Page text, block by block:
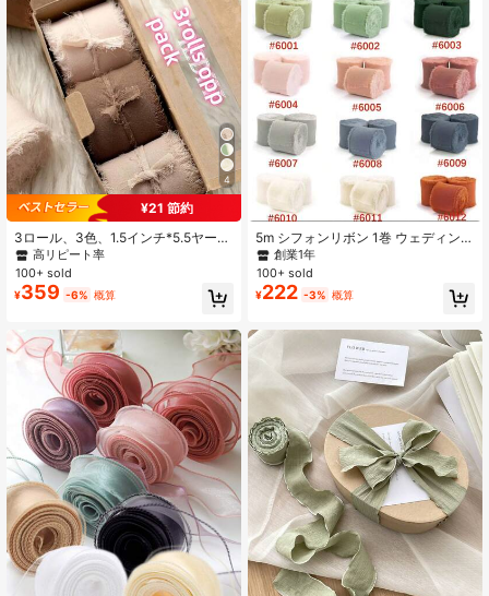
グに適しています。
4
¥21 節約
3ロール、3色、1.5インチ*5.5ヤード
高品質ハンドメイドエッジシフォン
リボン、結婚式の招待状、ブライダ
ルブーケ、ギフトラッピング、DIYク
ラフトに適しています
高リピート率
100+ sold
¥359 -6% 概算
す。
5m シフォンリボン 1巻 ウェディング
ブーケ フラワーアレンジメント ギフ
トラッピング ちょう結びデコレーシ
ョン DIYギフトラッピング バレンタ
インデー 入学準備
創業1年
100+ sold
¥222 -3% 概算